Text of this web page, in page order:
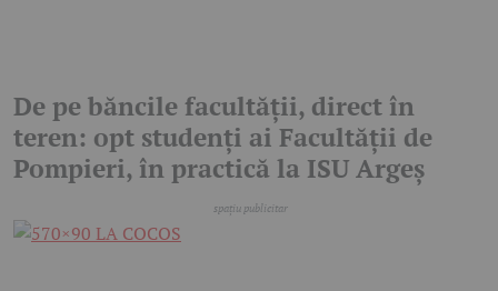
De pe băncile facultății, direct în
teren: opt studenți ai Facultății de
Pompieri, în practică la ISU Argeș